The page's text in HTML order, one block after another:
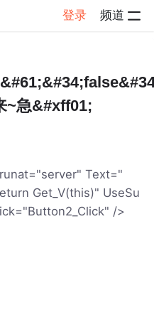
登录 频道
~急&#xff01;
Text="
Get_V(this)" UseSu
/>